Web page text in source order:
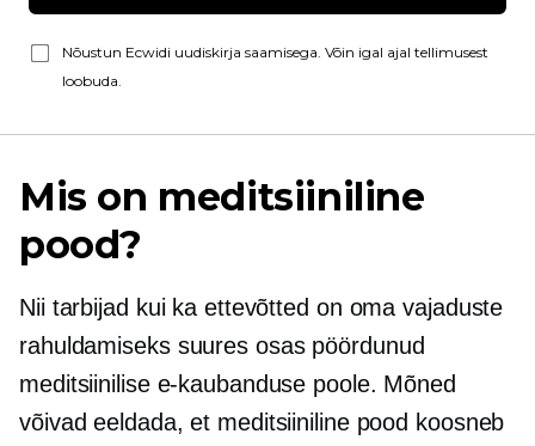
Nõustun Ecwidi uudiskirja saamisega. Võin igal ajal tellimusest
loobuda.
Mis on meditsiiniline
pood?
Nii tarbijad kui ka ettevõtted on oma vajaduste
rahuldamiseks suures osas pöördunud
meditsiinilise e-kaubanduse poole. Mõned
võivad eeldada, et meditsiiniline pood koosneb